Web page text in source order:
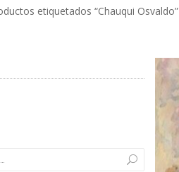
etiquetados “Chauqui Osvaldo”